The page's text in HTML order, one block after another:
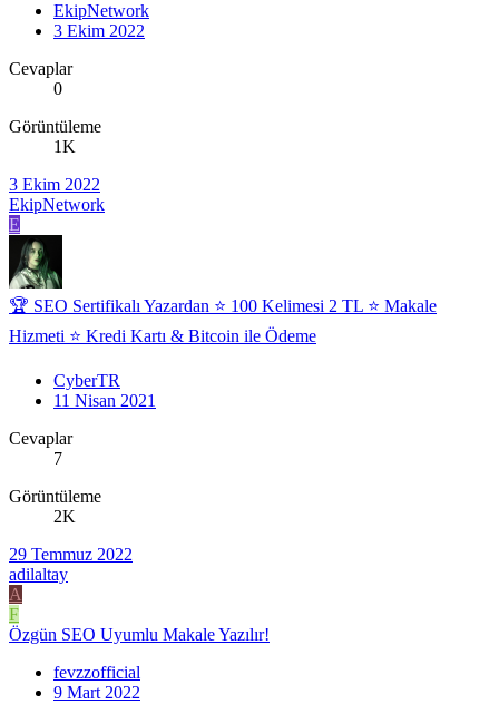
EkipNetwork
3 Ekim 2022
Cevaplar
0
Görüntüleme
1K
3 Ekim 2022
EkipNetwork
E
🏆 SEO Sertifikalı Yazardan ⭐ 100 Kelimesi 2 TL ⭐ Makale
Hizmeti ⭐ Kredi Kartı & Bitcoin ile Ödeme
CyberTR
11 Nisan 2021
Cevaplar
7
Görüntüleme
2K
29 Temmuz 2022
adilaltay
A
F
Özgün SEO Uyumlu Makale Yazılır!
fevzzofficial
9 Mart 2022